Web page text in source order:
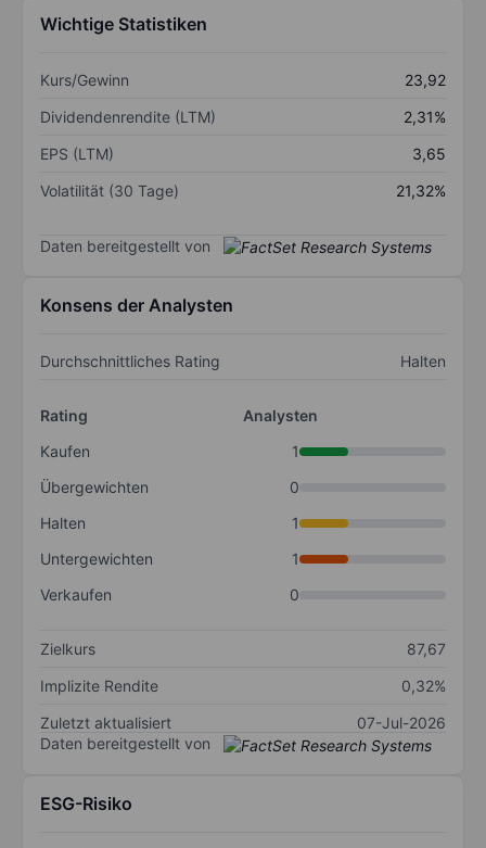
Wichtige Statistiken
Kurs/Gewinn
23,92
Dividendenrendite (LTM)
2,31%
EPS (LTM)
3,65
Volatilität (30 Tage)
21,32%
Daten bereitgestellt von
Konsens der Analysten
Durchschnittliches Rating Halten
Rating
Analysten
Kaufen
1
Übergewichten
0
Halten
1
Untergewichten
1
Verkaufen
0
Zielkurs
87,67
Implizite Rendite
0,32%
Zuletzt aktualisiert
07-Jul-2026
Daten bereitgestellt von
ESG-Risiko